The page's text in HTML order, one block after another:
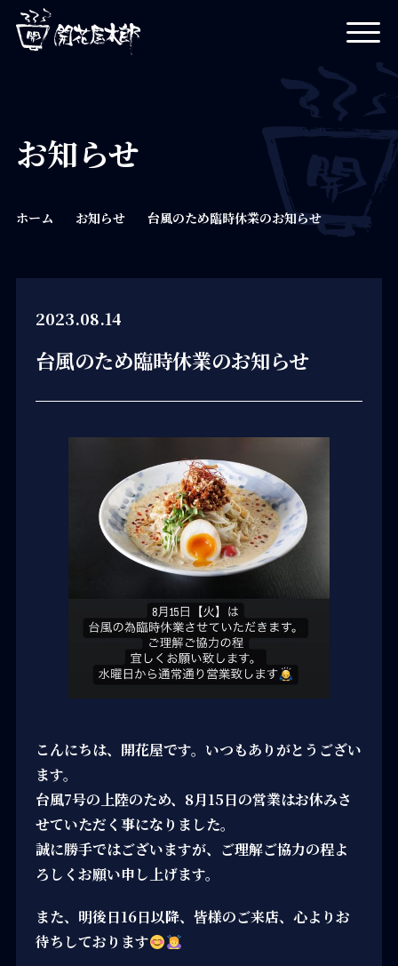
お知らせ
ホーム お知らせ 台風のため臨時休業のお知らせ
2023.08.14
台風のため臨時休業のお知らせ
こんにちは、開花屋です。いつもありがとうござい
ます。
台風7号の上陸のため、8月15日の営業はお休みさ
せていただく事になりました。
誠に勝手ではございますが、ご理解ご協力の程よ
ろしくお願い申し上げます。
また、明後日16日以降、皆様のご来店、心よりお
待ちしております